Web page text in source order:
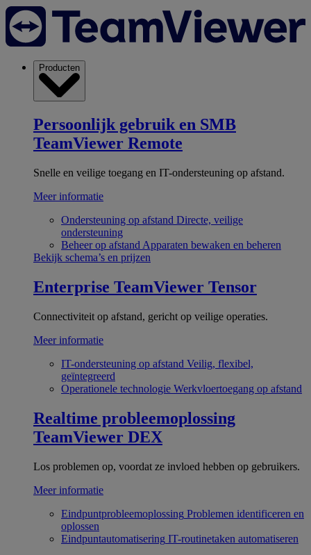
Producten
Persoonlijk gebruik en SMB
TeamViewer Remote
Snelle en veilige toegang en IT-ondersteuning op afstand.
Meer informatie
Ondersteuning op afstand Directe, veilige
ondersteuning
Beheer op afstand Apparaten bewaken en beheren
Bekijk schema’s en prijzen
Enterprise TeamViewer Tensor
Connectiviteit op afstand, gericht op veilige operaties.
Meer informatie
IT-ondersteuning op afstand Veilig, flexibel,
geïntegreerd
Operationele technologie Werkvloertoegang op afstand
Realtime probleemoplossing
TeamViewer DEX
Los problemen op, voordat ze invloed hebben op gebruikers.
Meer informatie
Eindpuntprobleemoplossing Problemen identificeren en
oplossen
Eindpuntautomatisering IT-routinetaken automatiseren